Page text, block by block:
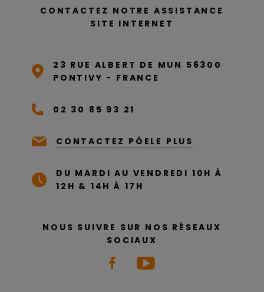
CONTACTEZ NOTRE ASSISTANCE
SITE INTERNET
23 RUE ALBERT DE MUN 56300
PONTIVY - FRANCE
02 30 85 93 21
CONTACTEZ PÔELE PLUS
DU MARDI AU VENDREDI 10H À
12H & 14H À 17H
NOUS SUIVRE SUR NOS RÉSEAUX
SOCIAUX